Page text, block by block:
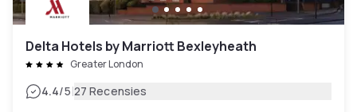
Delta Hotels by Marriott Bexleyheath
Greater London
4.4/5|27 Recensies